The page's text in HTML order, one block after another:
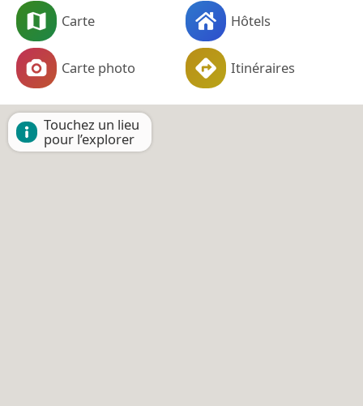
Carte Hôtels
Carte photo Itinéraires
Touchez un lieu
pour l’explorer